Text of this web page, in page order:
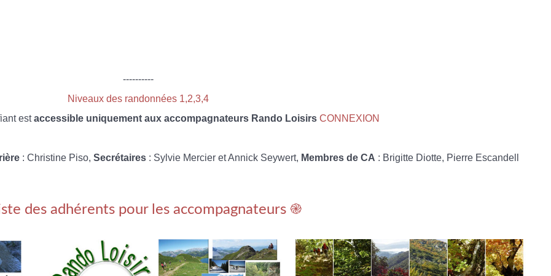
----------
Niveaux des randonnées 1,2,3,4
estaccessible uniquement aux accompagnateurs Rando Loisirs CONNEXION
: Christine Piso, Secrétaires : Sylvie Mercier et Annick Seywert, Membres de CA : Brigitte Diotte, Pierre Escandell
des adhérents pour les accompagnateurs ֎